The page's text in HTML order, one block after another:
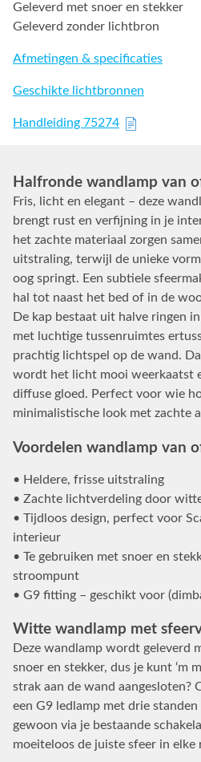
Geleverd met snoer en stekker
Geleverd zonder lichtbron
Afmetingen & specificaties
Geschikte lichtbronnen
Handleiding 75274
Halfronde wandlamp van
Fris, licht en elegant – deze
brengt rust en verfijning in je
het zachte materiaal zorgen
uitstraling, terwijl de unieke
oog springt. Een subtiele
hal tot naast het bed of in de
De kap bestaat uit halve ringen
met luchtige tussenruimtes
prachtig lichtspel op de wand.
wordt het licht mooi weerkaatst
diffuse gloed. Perfect voor wie
minimalistische look met zachte
Voordelen wandlamp van
• Heldere, frisse uitstraling
• Zachte lichtverdeling door
• Tijdloos design, perfect voor
interieur
• Te gebruiken met snoer en
stroompunt
• G9 fitting – geschikt voor
Witte wandlamp met
Deze wandlamp wordt geleverd
snoer en stekker, dus je kunt ‘m
strak aan de wand aangesloten?
een G9 ledlamp met drie
gewoon via je bestaande
moeiteloos de juiste sfeer in elke